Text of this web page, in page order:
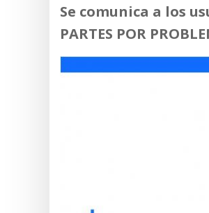
Se comunica a los
PARTES POR